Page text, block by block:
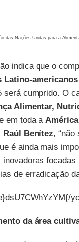
das Nações Unidas para a
indica que o
Latino-
será cumprido. O
Alimentar,
em toda a
Raúl Benítez, “não
é ainda mais
inovadoras
de erradicação
da área